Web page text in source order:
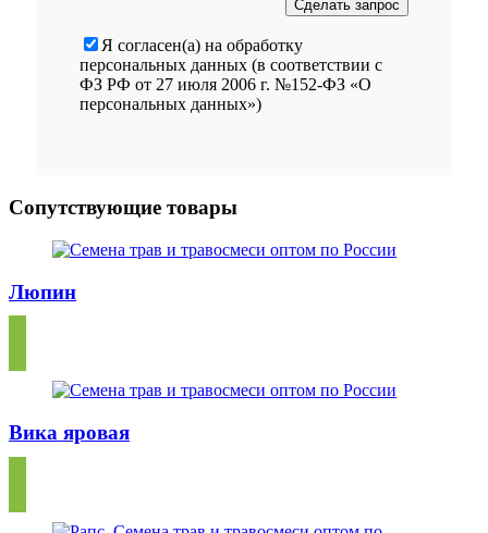
Я согласен(а) на обработку
персональных данных (в соответствии с
ФЗ РФ от 27 июля 2006 г. №152-ФЗ «О
персональных данных»)
Сопутствующие товары
Люпин
Вика яровая